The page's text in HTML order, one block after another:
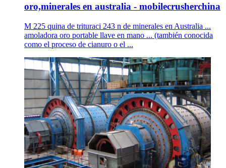
oro,minerales en australia - mobilecrusherchina
M 225 quina de trituraci 243 n de minerales en Australia ...
amoladora oro portable llave en mano ... (también conocida
como el proceso de cianuro o el ...